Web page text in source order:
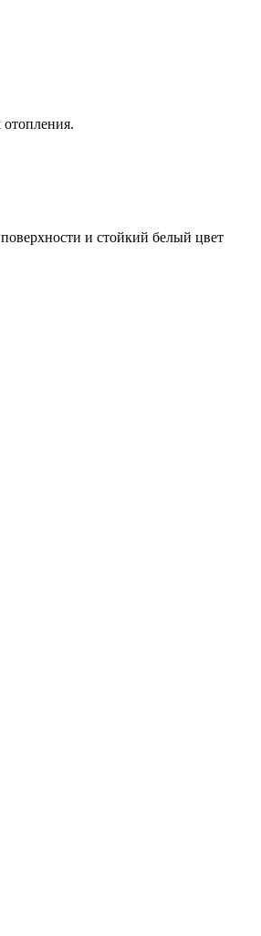
отопления.
и стойкий белый цвет